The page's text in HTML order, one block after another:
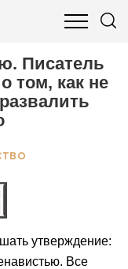
И ФИНАНСЫ
Писатель
том, как не
утверждение:
Все